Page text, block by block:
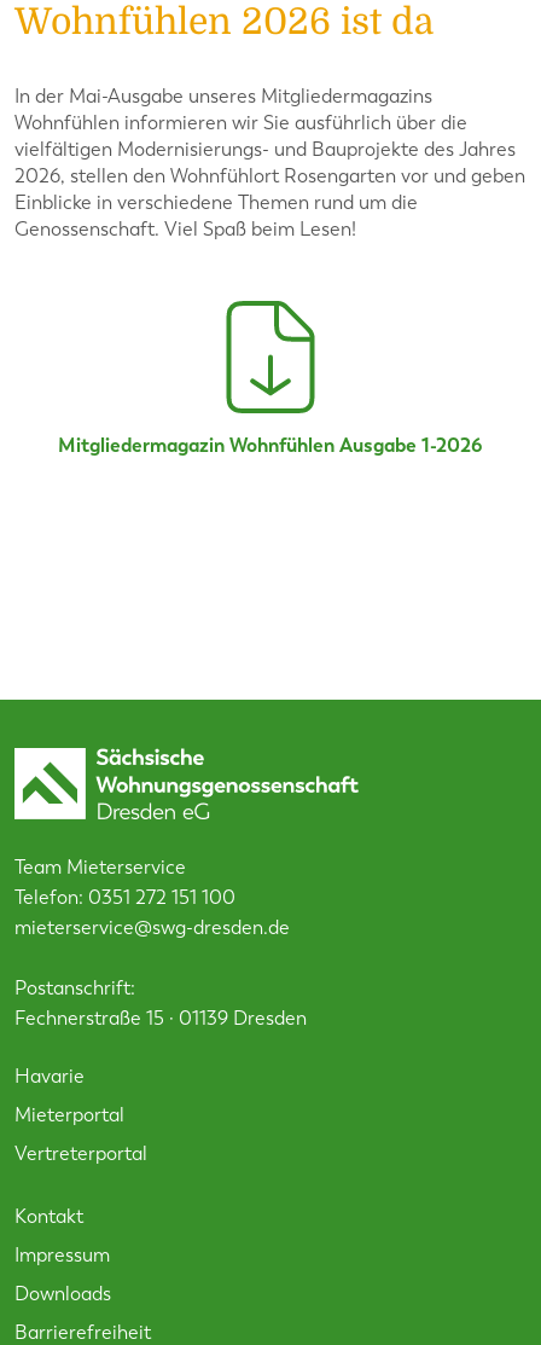
Wohnfühlen 2026 ist da
In der Mai-Ausgabe unseres Mitgliedermagazins
Wohnfühlen informieren wir Sie ausführlich über die
vielfältigen Modernisierungs- und Bauprojekte des Jahres
2026, stellen den Wohnfühlort Rosengarten vor und geben
Einblicke in verschiedene Themen rund um die
Genossenschaft. Viel Spaß beim Lesen!
Mitgliedermagazin Wohnfühlen Ausgabe 1-2026
Team Mieterservice
Telefon: 0351 272 151 100
mieterservice@swg-dresden.de
Postanschrift:
Fechnerstraße 15 · 01139 Dresden
Havarie
Mieterportal
Vertreterportal
Kontakt
Impressum
Downloads
Barrierefreiheit